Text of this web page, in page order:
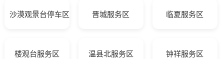
沙漠观景台停车区 晋城服务区 临夏服务区
楼观台服务区 温县北服务区 钟祥服务区